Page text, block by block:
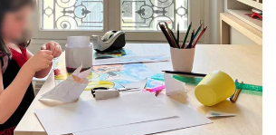
PLUS GRAND